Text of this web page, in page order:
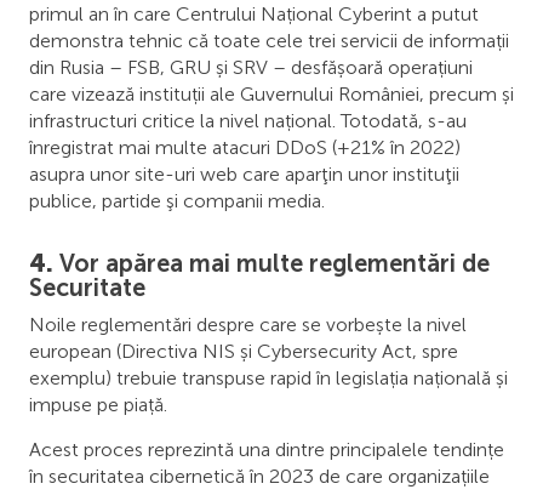
primul an în care Centrului Național Cyberint a putut
demonstra tehnic că toate cele trei servicii de informații
din Rusia – FSB, GRU și SRV – desfășoară operațiuni
care vizează instituții ale Guvernului României, precum și
infrastructuri critice la nivel național. Totodată, s-au
înregistrat mai multe atacuri DDoS (+21% în 2022)
asupra unor site-uri web care aparţin unor instituţii
publice, partide şi companii media.
4. Vor apărea mai multe reglementări de
Securitate
Noile reglementări despre care se vorbește la nivel
european (Directiva NIS și Cybersecurity Act, spre
exemplu) trebuie transpuse rapid în legislația națională și
impuse pe piață.
Acest proces reprezintă una dintre principalele tendințe
în securitatea cibernetică în 2023 de care organizațiile